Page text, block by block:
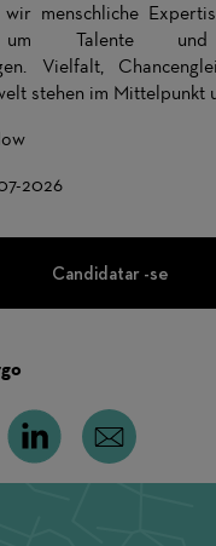
menschliche
um Talente und
Vielfalt,
stehen im Mittelpunkt
2026
Candidatar -se